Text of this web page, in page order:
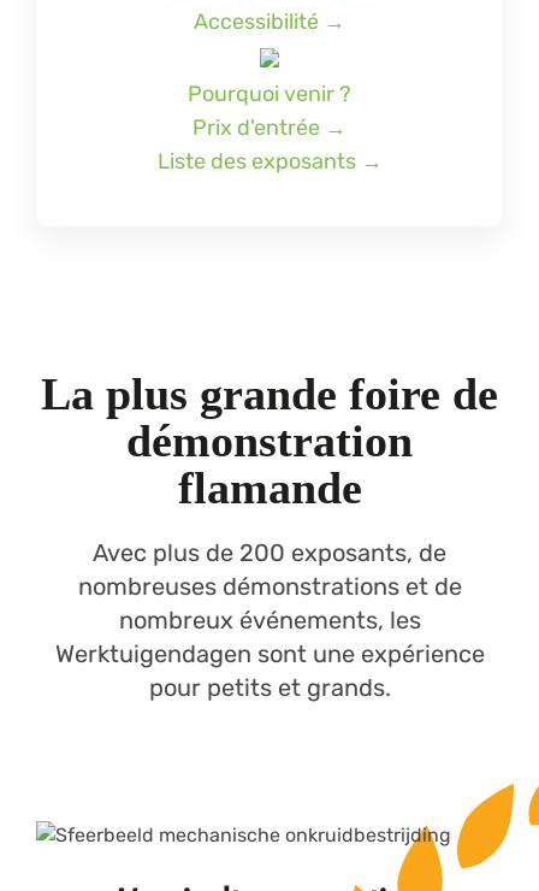
Accessibilité →
Pourquoi venir ?
Prix d'entrée →
Liste des exposants →
La plus grande foire de
démonstration
flamande
Avec plus de 200 exposants, de
nombreuses démonstrations et de
nombreux événements, les
Werktuigendagen sont une expérience
pour petits et grands.